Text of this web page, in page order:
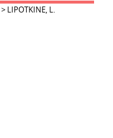
> LIPOTKINE, L.